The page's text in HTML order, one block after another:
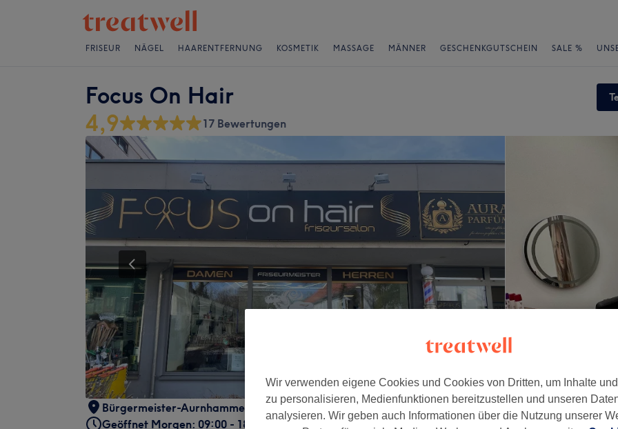
FRISEUR NÄGEL HAARENTFERNUNG KOSMETIK MASSAGE MÄNNER GESCHENKGUTSCHEIN SALE %
Focus On Hair
4,9 17 Bewertungen
Bürgermeister-Aurnhammer-Straße 16, Augsburg , 86199
Geöffnet Morgen: 09:00 - 18:00
Wir verwenden eigene Cookies und Cookies von Dritten, um Inhalte
zu personalisieren, Medienfunktionen bereitzustellen und unseren
analysieren. Wir geben auch Informationen über die Nutzung unserer